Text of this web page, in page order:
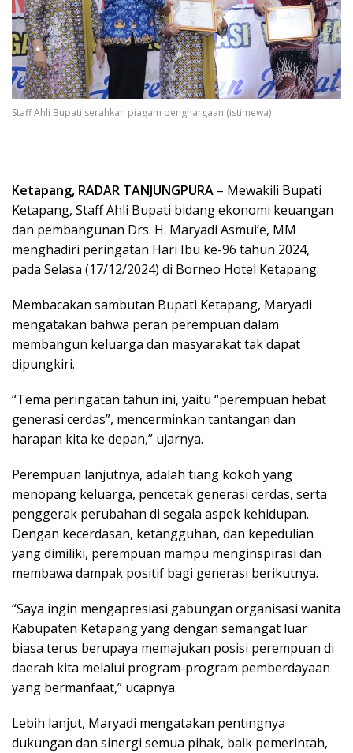
Staff Ahli Bupati serahkan piagam penghargaan (istimewa)
Ketapang, RADAR TANJUNGPURA – Mewakili Bupati
Ketapang, Staff Ahli Bupati bidang ekonomi keuangan
dan pembangunan Drs. H. Maryadi Asmui’e, MM
menghadiri peringatan Hari Ibu ke-96 tahun 2024,
pada Selasa (17/12/2024) di Borneo Hotel Ketapang.
Membacakan sambutan Bupati Ketapang, Maryadi
mengatakan bahwa peran perempuan dalam
membangun keluarga dan masyarakat tak dapat
dipungkiri.
“Tema peringatan tahun ini, yaitu “perempuan hebat
generasi cerdas”, mencerminkan tantangan dan
harapan kita ke depan,” ujarnya.
Perempuan lanjutnya, adalah tiang kokoh yang
menopang keluarga, pencetak generasi cerdas, serta
penggerak perubahan di segala aspek kehidupan.
Dengan kecerdasan, ketangguhan, dan kepedulian
yang dimiliki, perempuan mampu menginspirasi dan
membawa dampak positif bagi generasi berikutnya.
“Saya ingin mengapresiasi gabungan organisasi wanita
Kabupaten Ketapang yang dengan semangat luar
biasa terus berupaya memajukan posisi perempuan di
daerah kita melalui program-program pemberdayaan
yang bermanfaat,” ucapnya.
Lebih lanjut, Maryadi mengatakan pentingnya
dukungan dan sinergi semua pihak, baik pemerintah,